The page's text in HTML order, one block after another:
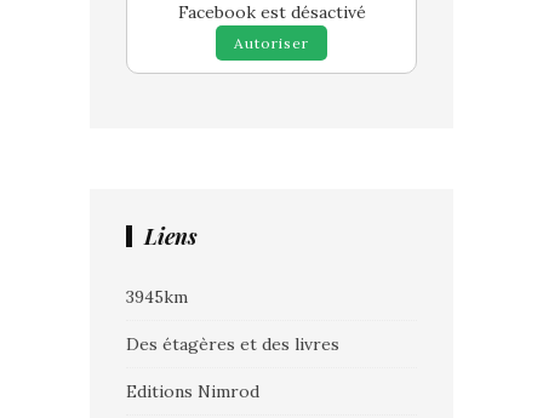
Facebook est désactivé
Autoriser
Liens
3945km
Des étagères et des livres
Editions Nimrod